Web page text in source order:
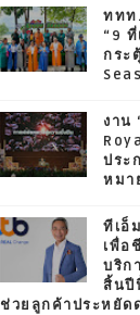
ททท
“9
กระ
งาน
ประ
หมา
ทีเอ็
เพื่อ
บริก
สิ้นปี
ช่วยลูกค้าประหยัด